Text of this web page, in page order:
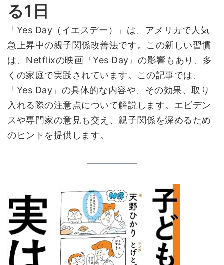
る1日
「Yes Day（イエスデー）」は、アメリカで人気
急上昇中の親子関係改善法です。この新しい習慣
は、Netflixの映画『Yes Day』の影響もあり、多
くの家庭で実践されています。この記事では、
「Yes Day」の具体的な内容や、その効果、取り
入れる際の注意点について解説します。エビデン
スや専門家の意見も交え、親子関係を深めるため
のヒントを提供します。